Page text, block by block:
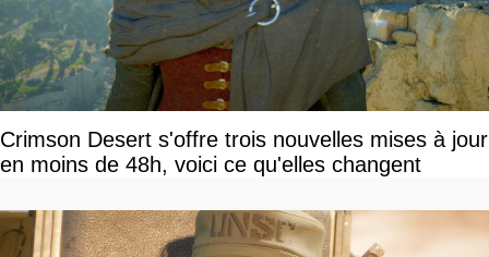
Crimson Desert s'offre trois nouvelles mises à jour
en moins de 48h, voici ce qu'elles changent